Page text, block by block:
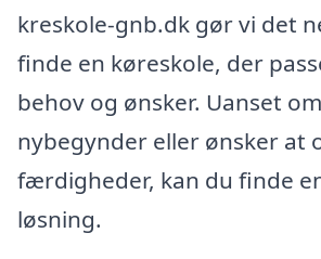
kreskole-gnb.dk gør vi det
finde en køreskole, der
behov og ønsker. Uanset
nybegynder eller ønsker at
færdigheder, kan du finde
løsning.